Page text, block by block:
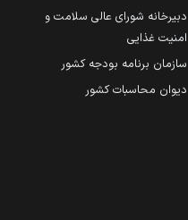
دبیرخانه شورای عالی سلامت و
امنیت غذایی
سازمان برنامه بودجه کشور
دیوان محاسبات کشور